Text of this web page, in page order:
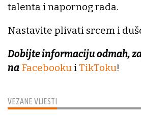
VEZANE VIJESTI
talenta i napornog rada.
Nastavite plivati srcem i
Dobijte informaciju odmah,
na FacebookuiTikToku!